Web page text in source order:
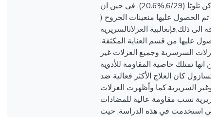
المرضى أكثر الأماكن تلوثا (6/29,%20.6). في حين ان
تم الحصول عليها منعينات الجروح (
اضافة الى ذلك,فإنغالبية العزلاتالسريرية
عليها من قسم العناية المكثفة.
من العزلات السرسرية وجميع العزلات غير
(100%) تبين انها تمتلك خاصية المقاومة للأدوية
كان العلاج الأكثر فعالية ضد
وغير السريرية.كما وأظهرت العزلات
نسب مقاومة عالية للمضادات
التي استخدمت في هذه الدراسة, حيث